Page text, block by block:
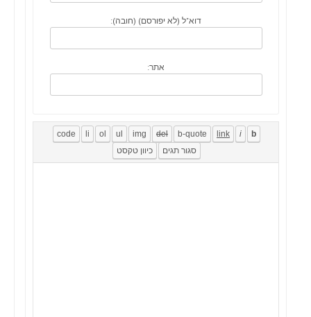
דוא"ל (לא יפורסם) (חובה):
אתר: